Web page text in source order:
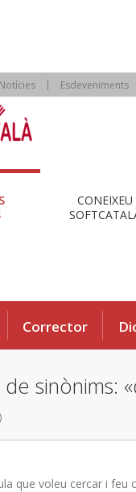
Notícies Esdeveniments
CONEIXEU
Corrector
sinònims:
que voleu cercar i feu